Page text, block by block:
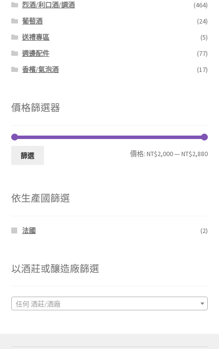
烈酒/利口酒/調酒
(464)
葡萄酒
(24)
送禮專區
(5)
週邊配件
(77)
香檳/氣泡酒
(17)
價格篩選器
最
最
篩選 價格:NT$2,000—NT$2,880
依生產國篩選
法國 (2)
以酒莊或釀造廠篩選
任何 酒莊/酒廠